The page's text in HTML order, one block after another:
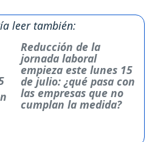
leer también:
Reducción de la
jornada laboral
empieza este lunes 15
de julio: ¿qué pasa con
las empresas que no
cumplan la medida?